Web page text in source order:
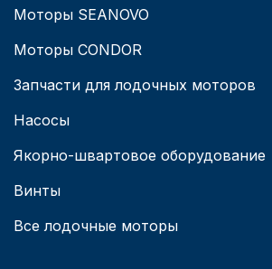
Моторы SEANOVO
Моторы CONDOR
Запчасти для лодочных моторов
Насосы
Якорно-швартовое оборудование
Винты
Все лодочные моторы